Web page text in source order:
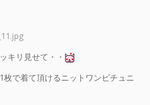
キリ見せて・・
枚で着て頂けるニットワンピチュニ